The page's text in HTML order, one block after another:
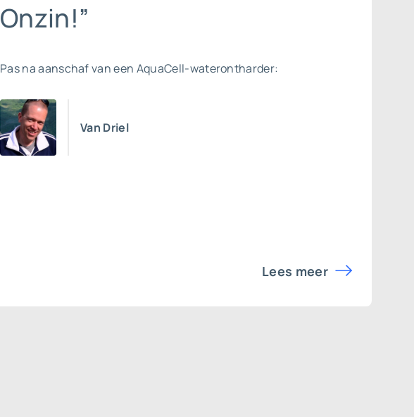
Onzin!”
Pas na aanschaf van een AquaCell-waterontharder:
Van Driel
Lees meer